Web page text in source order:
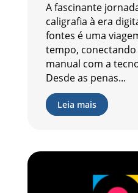
A fascinante
caligrafia à era
fontes é uma
tempo,
manual com a
Desde as penas...
Leia mais